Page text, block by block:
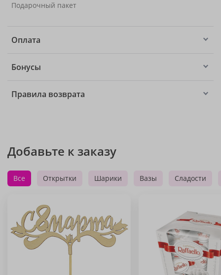
Подарочный пакет
Оплата
Бонусы
Правила возврата
Добавьте к заказу
Все Открытки Шарики Вазы Сладости